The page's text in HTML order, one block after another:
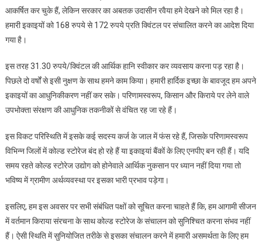
आकर्षित कर चुके हैं, लेकिन सरकार का अबतक उदासीन रवैया हमे देखने को मिल रहा है।
हमारी इकाइयों को 168 रुपये से 172 रुपये प्रति क्विंटल पर संचालित करने का आदेश दिया
गया है।
इस तरह 31.30 रुपये/क्विंटल की आर्थिक हानि स्वीकार कर व्यवसाय करना पड़ रहा है।
पिछले दो वर्षों से इसी नुक्षण के साथ हमने काम किया। हमारी हार्दिक इच्छा के बावजूद हम अपने
इकाइयों का आधुनिकीकरण नहीं कर सके। परिणामस्वरूप, किसान और किराये पर लेने वाले
उपभोक्ता संरक्षण की आधुनिक तकनीकों से वंचित रह जा रहे हैं।
इस विकट परिस्थिति में इसके कई सदस्य कर्ज के जाल में फंस रहे हैं, जिसके परिणामस्वरूप
विभिन्न जिलों में कोल्ड स्टोरेज बंद हो रहे हैं या इकाइयां बैंकों के लिए एनपीए बन रही हैं। यदि
समय रहते कोल्ड स्टोरेज उद्योग को होनेवाले आर्थिक नुकसान पर ध्यान नहीं दिया गया तो
भविष्य में ग्रामीण अर्थव्यवस्था पर इसका भारी प्रभाव पड़ेगा।
इसलिए, हम इस अवसर पर सभी संबंधित पक्षों को सूचित करना चाहते हैं कि, हम आगामी सीजन
में वर्तमान किराया संरचना के साथ कोल्ड स्टोरेज के संचालन को सुनिश्चित करना संभव नहीं
हैं। ऐसी स्थिति में सुनियोजित तरीके से इसका संचालन करने में हमारी असमर्थता के लिए हम